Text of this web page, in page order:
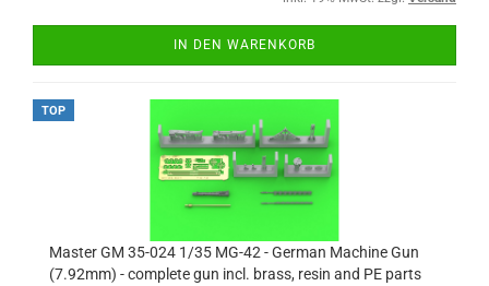
IN DEN WARENKORB
TOP
Master GM 35-024 1/35 MG-42 - German Machine Gun
(7.92mm) - complete gun incl. brass, resin and PE parts